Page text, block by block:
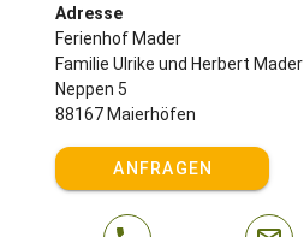
Adresse
Ferienhof Mader
Familie Ulrike und Herbert Mader
Neppen 5
88167 Maierhöfen
ANFRAGEN